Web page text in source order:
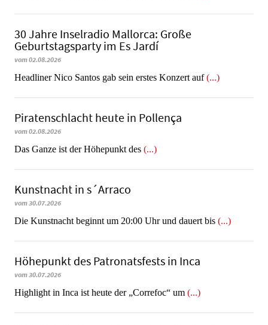
30 Jahre Inselradio Mallorca: Große
Geburtstagsparty im Es Jardí
vom 02.08.2026
Headliner Nico Santos gab sein erstes Konzert auf(...)
Piratenschlacht heute in Po­llen­ça
vom 02.08.2026
​​​​​​​Das Ganze ist der Höhepunkt des (...)
Kunstnacht in s´Arraco
vom 30.07.2026
Die Kunstnacht beginnt um 20:00 Uhr und dauert bis (...)
Höhepunkt des Patronatsfests in Inca
vom 30.07.2026
Highlight in Inca ist heute der „Correfoc“ um (...)